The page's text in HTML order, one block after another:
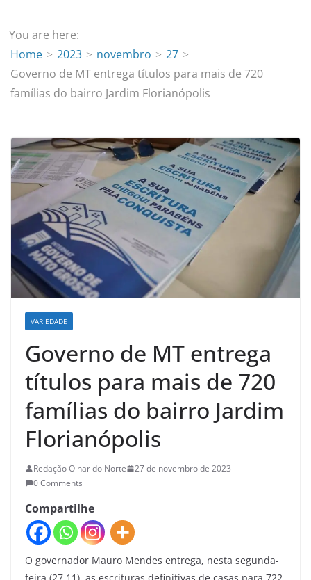
You are here:
Home
2023 novembro
27
Governo de MT entrega títulos para mais de 720
famílias do bairro Jardim Florianópolis
VARIEDADE
Governo de MT entrega
títulos para mais de 720
famílias do bairro Jardim
Florianópolis
Redação Olhar do Norte
27 de novembro de 2023
0 Comments
Compartilhe
O governador Mauro Mendes entrega, nesta segunda-